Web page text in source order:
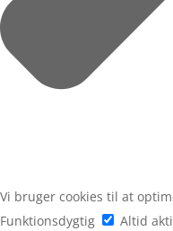
Vi bruger cookies til at
Funktionsdygtig
Altid